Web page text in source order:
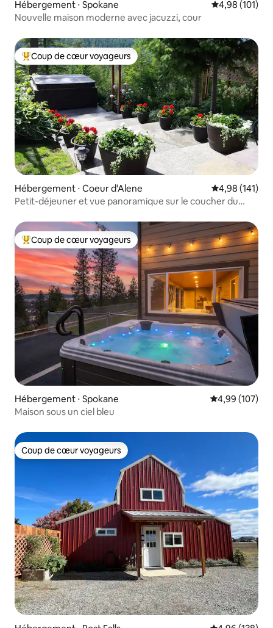
Hébergement ⋅ Spokane Évaluation
4,98 (101)
Nouvelle maison moderne avec jacuzzi, cour
Coups de cœur voyageurs les plus appréciés
Coup de cœur voyageurs
Hébergement ⋅ Coeur d'Alene Évaluation
4,98 (141)
Petit-déjeuner et vue panoramique sur le coucher du
Coups de cœur voyageurs les plus appréciés
Coup de cœur voyageurs
Hébergement ⋅ Spokane Évaluation
4,99 (107)
Maison sous un ciel bleu
Coup de cœur voyageurs
Coup de cœur voyageurs